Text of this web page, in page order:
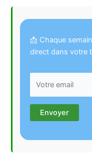
📩 Chaque
direct dans votre